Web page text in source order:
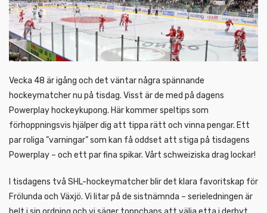
Vecka 48 är igång och det väntar några spännande
hockeymatcher nu på tisdag. Visst är de med på dagens
Powerplay hockeykupong. Här kommer speltips som
förhoppningsvis hjälper dig att tippa rätt och vinna pengar. Ett
par roliga ”varningar” som kan få oddset att stiga på tisdagens
Powerplay – och ett par fina spikar. Vårt schweiziska drag lockar!
I tisdagens två SHL-hockeymatcher blir det klara favoritskap för
Frölunda och Växjö. Vi litar på de sistnämnda – serieledningen är